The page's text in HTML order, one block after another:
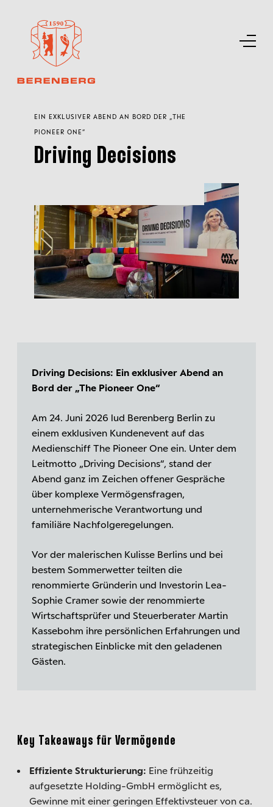
EIN EXKLUSIVER ABEND AN BORD DER „THE
PIONEER ONE“
Driving Decisions
Driving Decisions: Ein exklusiver Abend an
Bord der „The Pioneer One“
Am 24. Juni 2026 lud Berenberg Berlin zu
einem exklusiven Kundenevent auf das
Medienschiff The Pioneer One ein. Unter dem
Leitmotto „Driving Decisions“, stand der
Abend ganz im Zeichen offener Gespräche
über komplexe Vermögensfragen,
unternehmerische Verantwortung und
familiäre Nachfolgeregelungen.
Vor der malerischen Kulisse Berlins und bei
bestem Sommerwetter teilten die
renommierte Gründerin und Investorin Lea-
Sophie Cramer sowie der renommierte
Wirtschaftsprüfer und Steuerberater Martin
Kassebohm ihre persönlichen Erfahrungen und
strategischen Einblicke mit den geladenen
Gästen.
Key Takeaways für Vermögende
Effiziente Strukturierung: Eine frühzeitig
aufgesetzte Holding-GmbH ermöglicht es,
Gewinne mit einer geringen Effektivsteuer von ca.